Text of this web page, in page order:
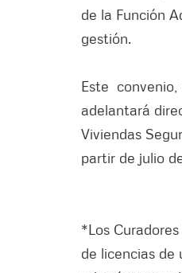
de la Función
gestión.
Este convenio,
adelantará
Viviendas
partir de julio
*Los
de licencias de